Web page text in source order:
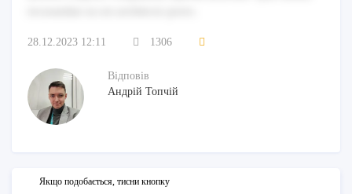
28.12.2023 12:11 1306
Відповів
Андрій Топчій
Якщо подобається, тисни кнопку